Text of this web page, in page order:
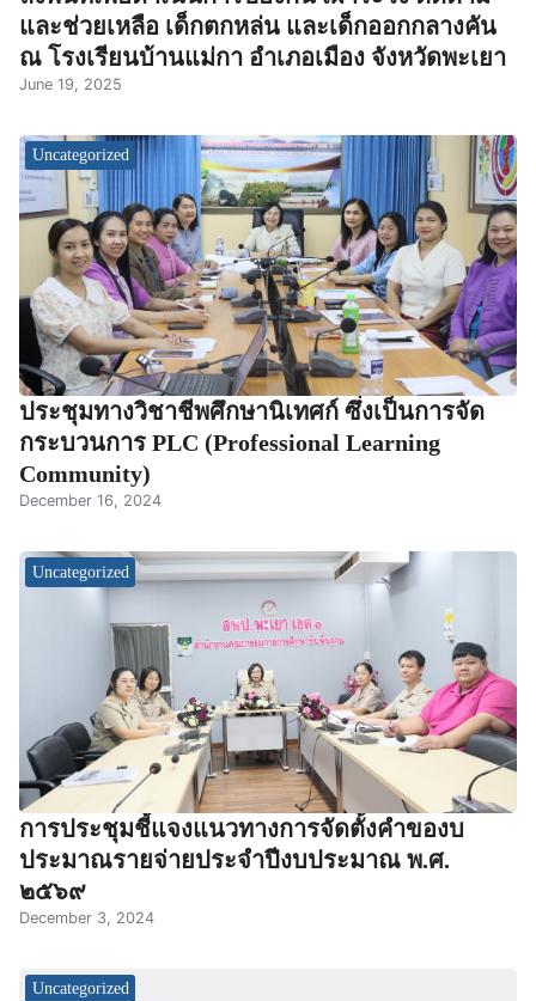
และช่วยเหลือ เด็กตกหล่น และเด็กออกกลางคัน
ณ โรงเรียนบ้านแม่กา อำเภอเมือง จังหวัดพะเยา
June 19, 2025
Uncategorized
ประชุมทางวิชาชีพศึกษานิเทศก์ ซึ่งเป็นการจัด
กระบวนการ PLC (Professional Learning
Community)
December 16, 2024
Uncategorized
การประชุมชี้แจงแนวทางการจัดตั้งคำของบ
ประมาณรายจ่ายประจำปีงบประมาณ พ.ศ.
๒๕๖๙
December 3, 2024
Uncategorized